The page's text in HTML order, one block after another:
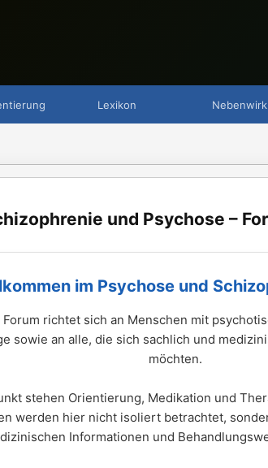
Lexikon
und Psychose –
im Psychose und
Forum richtet sich an Menschen mit
sowie an alle, die sich sachlich und
möchten.
stehen Orientierung, Medikation und
werden hier nicht isoliert betrachtet,
Informationen und